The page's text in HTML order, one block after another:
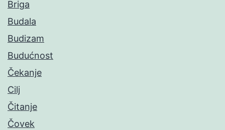
Briga
Budala
Budizam
Budućnost
Čekanje
Cilj
Čitanje
Čovek